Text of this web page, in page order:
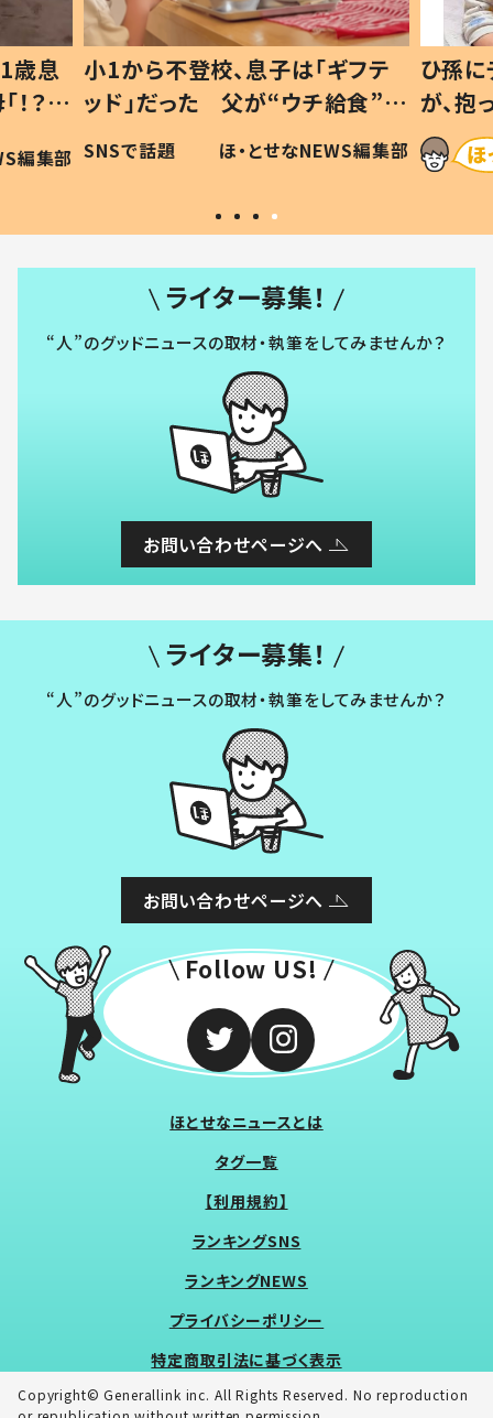
歳息
？」
編集部
小1から不登校、息子は「ギフテ
ッド」だった 父が“ウチ給食”を
作り続ける理由とは #令和の親
#令和の子
SNSで話題 ほ・とせなNEWS編集部
ひ孫
が、
「涙が
い」
ライター募集！
“人”のグッドニュースの取材・執筆をしてみませんか？
お問い合わせページへ
ライター募集！
“人”のグッドニュースの取材・執筆をしてみませんか？
お問い合わせページへ
Follow US!
ほとせなニュースとは
タグ一覧
【利用規約】
ランキングSNS
ランキングNEWS
プライバシーポリシー
特定商取引法に基づく表示
Copyright© Generallink inc. All Rights Reserved. No reproduction